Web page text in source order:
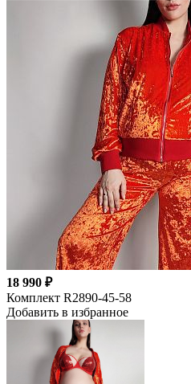
18 990 ₽
Комплект R2890-45-58
Добавить в избранное